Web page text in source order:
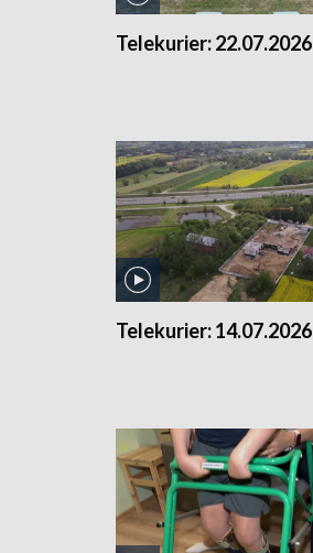
Telekurier:22.07.2026
Telekurier:14.07.2026